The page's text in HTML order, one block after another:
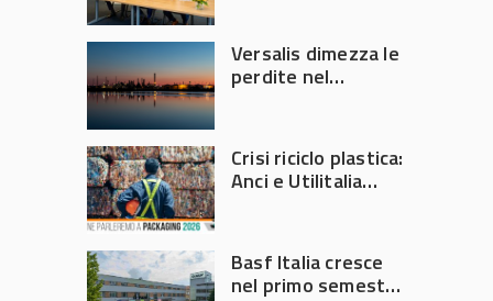
Versalis dimezza le
perdite nel
Crisi riciclo plastica:
Anci e Utilitalia
Governo
Basf Italia cresce
nel primo semestre